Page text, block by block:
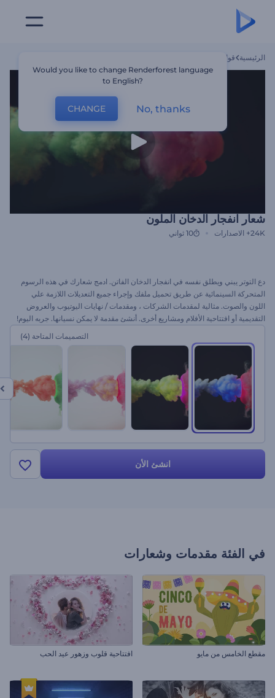
الرئيسية قوالب
شعار انفجار الدخان الملون
24K+ الاصدارات 10 ثواني
دع التوتر يبني ويطلق نفسه في انفجار الدخان الفاتن. ادمج شعارك في هذه الرسوم
المتحركة السينمائية عن طريق تحميل ملفك وإجراء جميع التعديلات اللازمة علي
اللون والصوت. مثالية لمقدمات الشركات ، ومقدمات / نهايات اليوتيوب والعروض
التقديمية أو افتتاحية الأفلام ومشاريع أخرى. أنشئ مقدمة لا يمكن نسيانها. جربه اليوم!
التصميمات المتاحة (4)
انشئ الأن
في الفئة مقدمات وشعارات
مقطع الخامس من مايو افتتاحية قلوب وزهور عيد الحب
Would you like to change Renderforest language
to English?
CHANGE No, thanks